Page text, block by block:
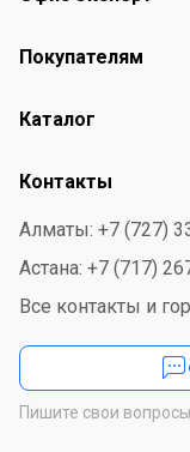
Покупателям
Каталог
Контакты
Алматы: +7 (727)
Астана: +7 (717)
Все контакты и
Пишите свои